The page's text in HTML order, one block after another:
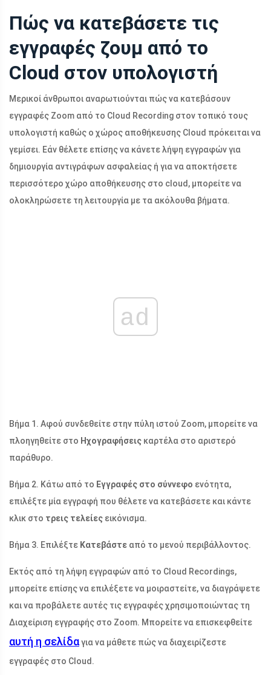
Πώς να κατεβάσετε τις
εγγραφές ζουμ από το
Cloud στον υπολογιστή
Μερικοί άνθρωποι αναρωτιούνται πώς να κατεβάσουν
εγγραφές Zoom από το Cloud Recording στον τοπικό τους
υπολογιστή καθώς ο χώρος αποθήκευσης Cloud πρόκειται να
γεμίσει. Εάν θέλετε επίσης να κάνετε λήψη εγγραφών για
δημιουργία αντιγράφων ασφαλείας ή για να αποκτήσετε
περισσότερο χώρο αποθήκευσης στο cloud, μπορείτε να
ολοκληρώσετε τη λειτουργία με τα ακόλουθα βήματα.
ad
Βήμα 1. Αφού συνδεθείτε στην πύλη ιστού Zoom, μπορείτε να
πλοηγηθείτε στο Ηχογραφήσεις καρτέλα στο αριστερό
παράθυρο.
Βήμα 2. Κάτω από το Εγγραφές στο σύννεφο ενότητα,
επιλέξτε μία εγγραφή που θέλετε να κατεβάσετε και κάντε
κλικ στο τρεις τελείες εικόνισμα.
Βήμα 3. Επιλέξτε Κατεβάστε από το μενού περιβάλλοντος.
Εκτός από τη λήψη εγγραφών από το Cloud Recordings,
μπορείτε επίσης να επιλέξετε να μοιραστείτε, να διαγράψετε
και να προβάλετε αυτές τις εγγραφές χρησιμοποιώντας τη
Διαχείριση εγγραφής στο Zoom. Μπορείτε να επισκεφθείτε
αυτή η σελίδαγια να μάθετε πώς να διαχειρίζεστε
εγγραφές στο Cloud.